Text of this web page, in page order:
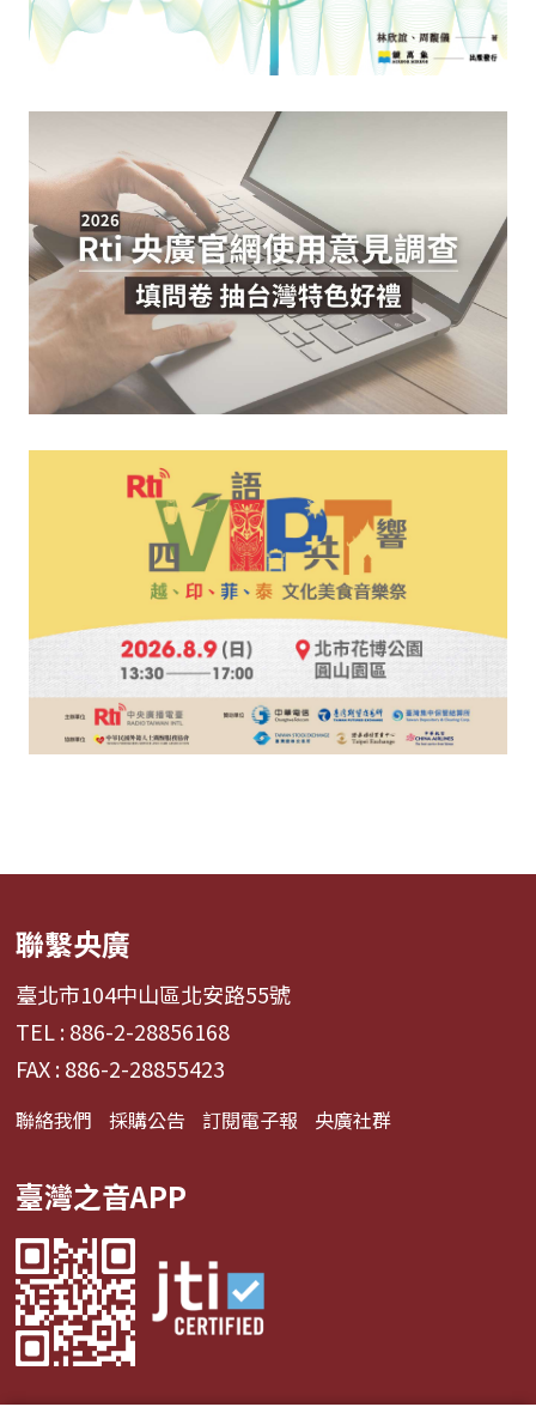
聯繫央廣
臺北市104中山區北安路55號
TEL : 886-2-28856168
FAX : 886-2-28855423
聯絡我們 採購公告 訂閱電子報 央廣社群
臺灣之音APP